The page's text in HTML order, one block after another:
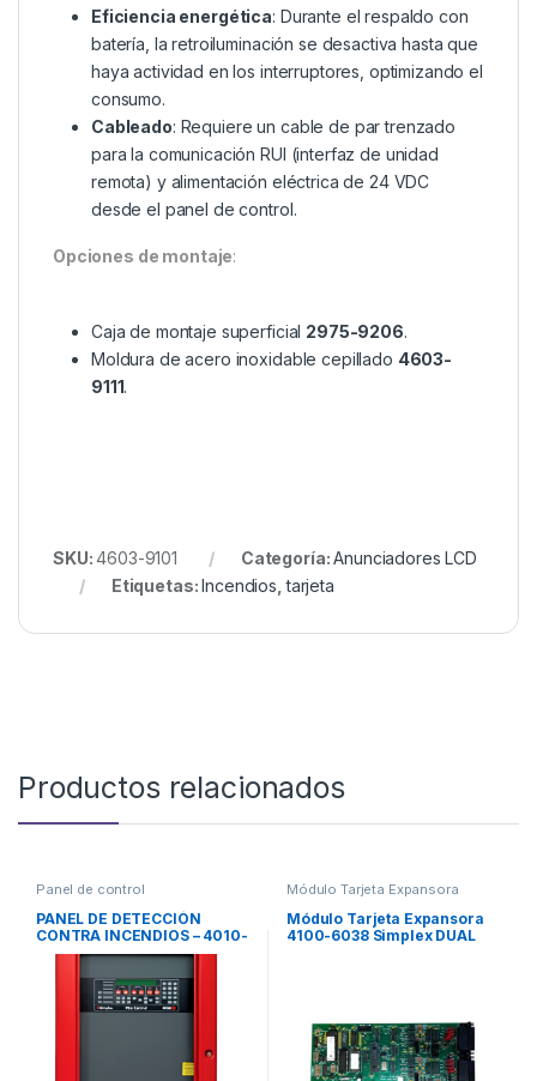
Eficiencia energética: Durante el respaldo con
batería, la retroiluminación se desactiva hasta que
haya actividad en los interruptores, optimizando el
consumo.
Cableado: Requiere un cable de par trenzado
para la comunicación RUI (interfaz de unidad
remota) y alimentación eléctrica de 24 VDC
desde el panel de control.
Opciones de montaje:
Caja de montaje superficial 2975-9206.
Moldura de acero inoxidable cepillado 4603-
9111.
SKU:4603-9101 Categoría:Anunciadores LCD
Etiquetas:Incendios ,tarjeta
Productos relacionados
Panel de control
PANEL DE DETECCIÓN
CONTRA INCENDIOS – 4010-
9621
Módulo Tarjeta Expansora
Módulo Tarjeta Expansora
4100-6038 Simplex DUAL